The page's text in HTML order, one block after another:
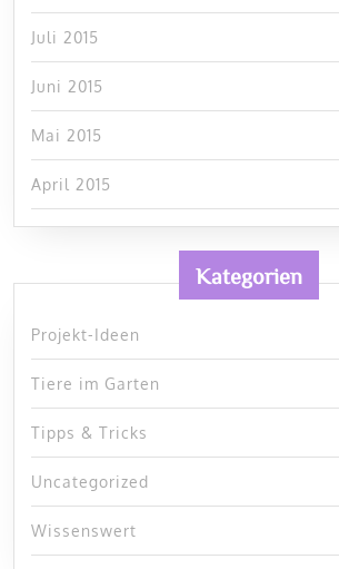
Juli 2015
Juni 2015
Mai 2015
April 2015
Kategorien
Projekt-Ideen
Tiere im Garten
Tipps & Tricks
Uncategorized
Wissenswert